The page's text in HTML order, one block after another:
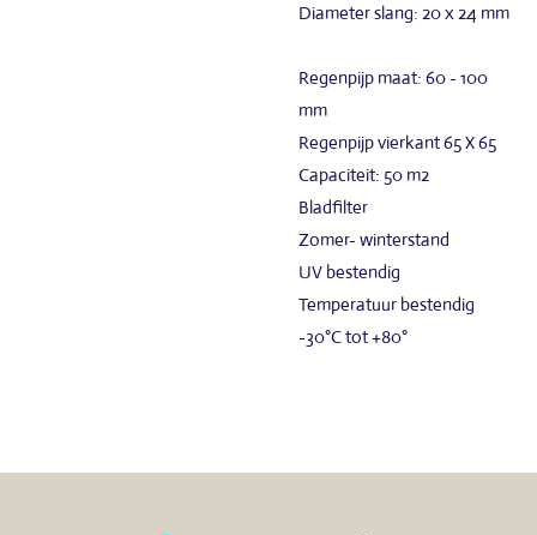
Diameter slang: 20 x 24 mm
Regenpijp maat: 60 - 100
mm
Regenpijp vierkant 65 X 65
Capaciteit: 50 m2
Bladfilter
Zomer- winterstand
UV bestendig
Temperatuur bestendig
-30°C tot +80°